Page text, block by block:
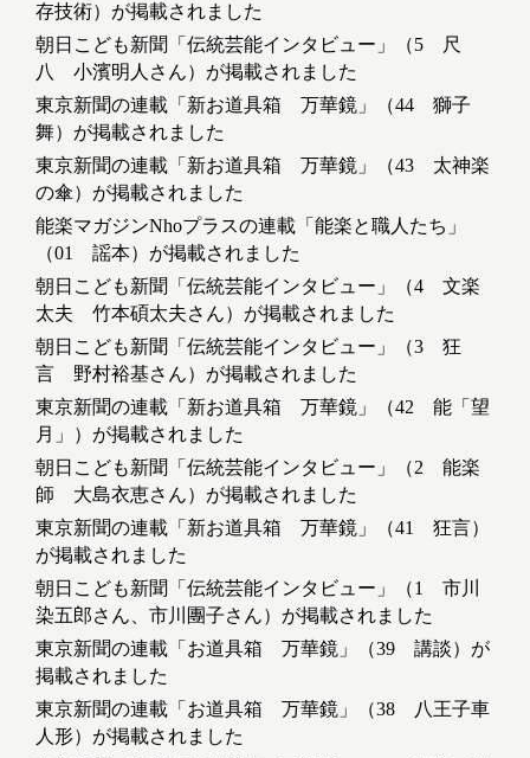
存技術）が掲載されました
朝日こども新聞「伝統芸能インタビュー」（5 尺
八 小濱明人さん）が掲載されました
東京新聞の連載「新お道具箱 万華鏡」（44 獅子
舞）が掲載されました
東京新聞の連載「新お道具箱 万華鏡」（43 太神楽
の傘）が掲載されました
能楽マガジンNhoプラスの連載「能楽と職人たち」
（01 謡本）が掲載されました
朝日こども新聞「伝統芸能インタビュー」（4 文楽
太夫 竹本碩太夫さん）が掲載されました
朝日こども新聞「伝統芸能インタビュー」（3 狂
言 野村裕基さん）が掲載されました
東京新聞の連載「新お道具箱 万華鏡」（42 能「望
月」）が掲載されました
朝日こども新聞「伝統芸能インタビュー」（2 能楽
師 大島衣恵さん）が掲載されました
東京新聞の連載「新お道具箱 万華鏡」（41 狂言）
が掲載されました
朝日こども新聞「伝統芸能インタビュー」（1 市川
染五郎さん、市川團子さん）が掲載されました
東京新聞の連載「お道具箱 万華鏡」（39 講談）が
掲載されました
東京新聞の連載「お道具箱 万華鏡」（38 八王子車
人形）が掲載されました